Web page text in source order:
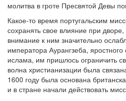
молитва в гроте Пресвятой Девы
Какое-то время португальским
сохранять свое влияние при
внимание к ним значительно
императора Аурангзеба,
ислама, им пришлось ограничить
волна христианизации была
1600 году была основана
и в стране начали действовать